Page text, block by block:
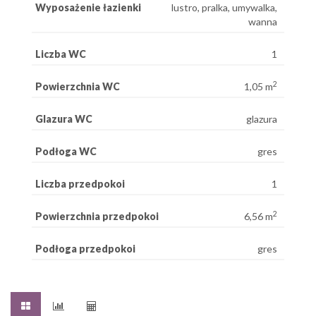
Wyposażenie łazienki
lustro, pralka, umywalka,
wanna
Liczba WC 1
Powierzchnia WC 1,05 m2
Glazura WC glazura
Podłoga WC gres
Liczba przedpokoi 1
Powierzchnia przedpokoi 6,56 m2
Podłoga przedpokoi gres